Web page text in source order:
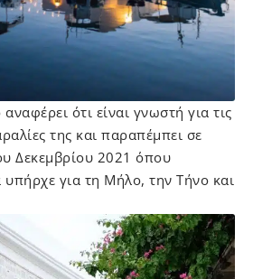
ότι είναι γνωστή για τις
της και παραπέμπει σε
Δεκεμβρίου 2021 όπου
για τη Μήλο, την Τήνο και